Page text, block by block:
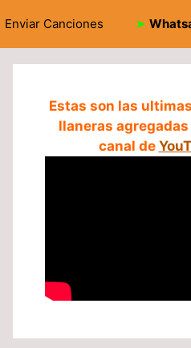
Enviar Canciones ➤
Estas son las
llaneras
canal de